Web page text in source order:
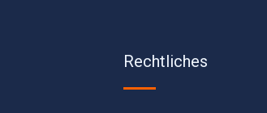
Rechtliches